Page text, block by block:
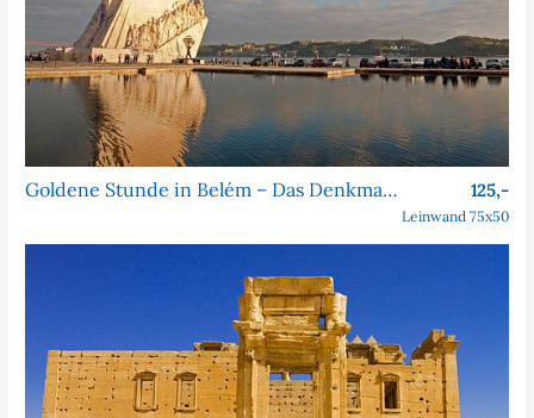
Goldene Stunde in Belém – Das Denkmal der Entdeckungen 125,-
Leinwand 75x50